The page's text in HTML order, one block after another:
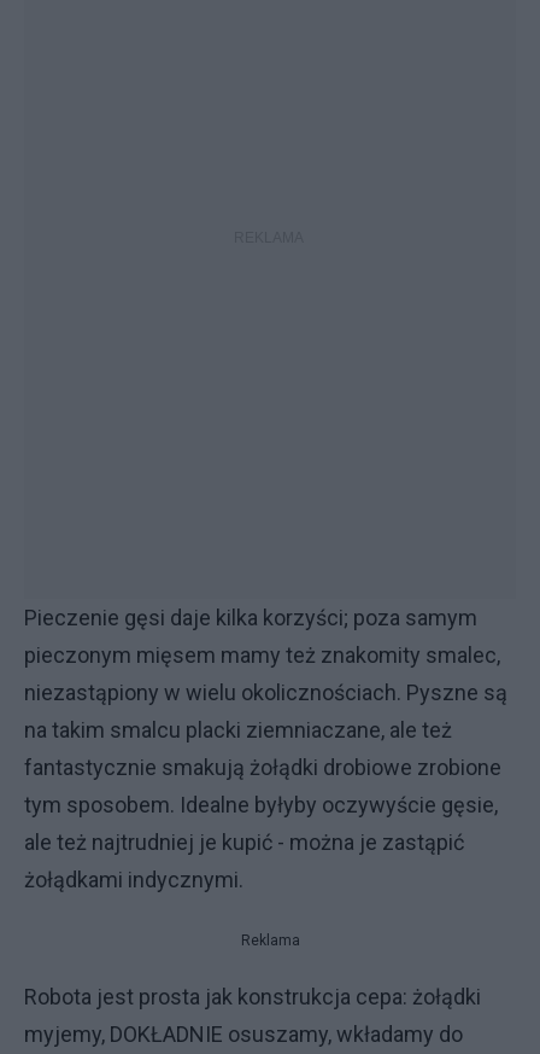
Pieczenie gęsi daje kilka korzyści; poza samym
pieczonym mięsem mamy też znakomity smalec,
niezastąpiony w wielu okolicznościach. Pyszne są
na takim smalcu placki ziemniaczane, ale też
fantastycznie smakują żołądki drobiowe zrobione
tym sposobem. Idealne byłyby oczywyście gęsie,
ale też najtrudniej je kupić - można je zastąpić
żołądkami indycznymi.
Reklama
Robota jest prosta jak konstrukcja cepa: żołądki
myjemy, DOKŁADNIE osuszamy, wkładamy do